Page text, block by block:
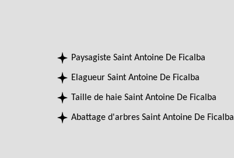
Paysagiste Saint Antoine De Ficalba
Elagueur Saint Antoine De Ficalba
Taille de haie Saint Antoine De Ficalba
Abattage d'arbres Saint Antoine De Ficalba